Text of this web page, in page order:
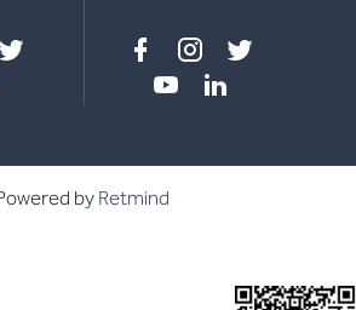
Facebook
instagram
twitter
by Retmind